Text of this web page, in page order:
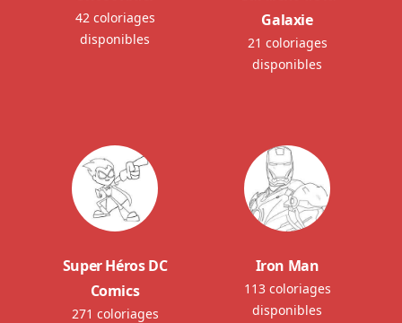
42 coloriages
disponibles
Galaxie
21 coloriages
disponibles
Super Héros DC
Comics
271 coloriages
Iron Man
113 coloriages
disponibles